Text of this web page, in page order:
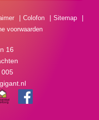
Colofon
Sitemap
voorwaarden
16